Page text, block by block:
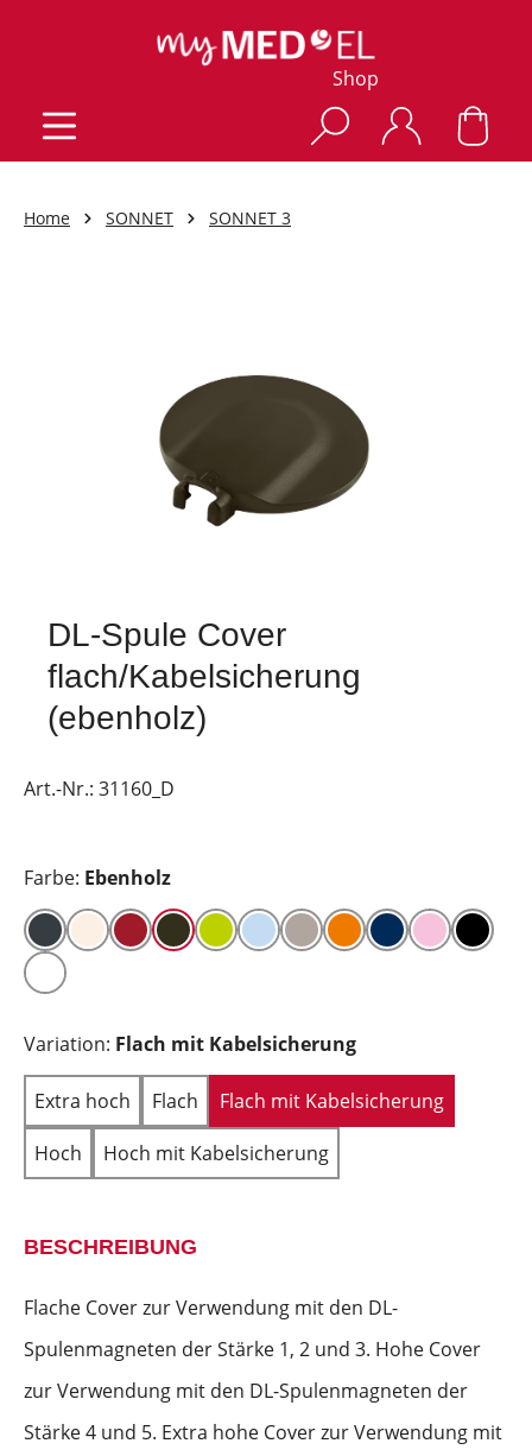
Shop
Home SONNET SONNET 3
DL-Spule Cover
flach/Kabelsicherung
(ebenholz)
Art.-Nr.: 31160_D
Farbe: Ebenholz
Variation: Flach mit Kabelsicherung
Extra hoch Flach
Flach mit Kabelsicherung
Hoch
Hoch mit Kabelsicherung
BESCHREIBUNG
Flache Cover zur Verwendung mit den DL-
Spulenmagneten der Stärke 1, 2 und 3. Hohe Cover
zur Verwendung mit den DL-Spulenmagneten der
Stärke 4 und 5. Extra hohe Cover zur Verwendung mit